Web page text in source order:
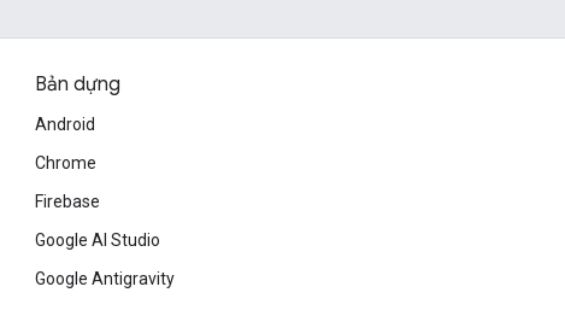
Bản dựng
Android
Chrome
Firebase
Google AI Studio
Google Antigravity